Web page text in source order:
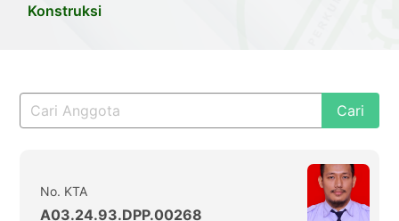
Konstruksi
Cari
No. KTA
A03.24.93.DPP.00268